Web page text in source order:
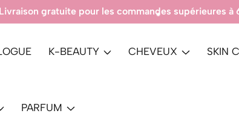
Produits 100%
K-BEAUTY CHEVEUX SKIN
PARFUM